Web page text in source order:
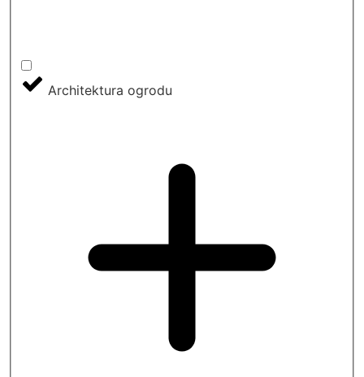
Architektura ogrodu